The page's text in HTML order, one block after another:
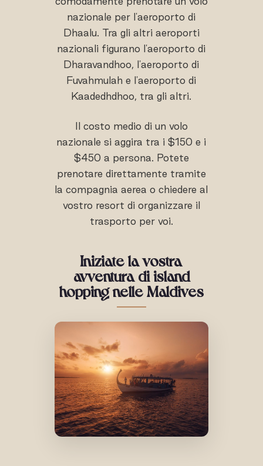
nazionale per l'aeroporto di
Dhaalu. Tra gli altri aeroporti
nazionali figurano l'aeroporto di
Dharavandhoo, l'aeroporto di
Fuvahmulah e l'aeroporto di
Kaadedhdhoo, tra gli altri.
Il costo medio di un volo
nazionale si aggira tra i $150 e i
$450 a persona. Potete
prenotare direttamente tramite
la compagnia aerea o chiedere al
vostro resort di organizzare il
trasporto per voi.
Iniziate la vostra
avventura di island
hopping nelle Maldives